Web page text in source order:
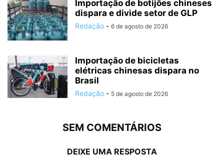
Importação de botijões chineses
dispara e divide setor de GLP
Redação - 6 de agosto de 2026
Importação de bicicletas
elétricas chinesas dispara no
Brasil
Redação - 5 de agosto de 2026
SEM COMENTÁRIOS
DEIXE UMA RESPOSTA